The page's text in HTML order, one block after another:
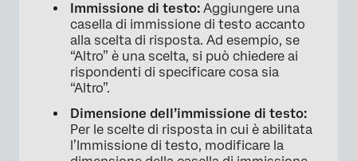
Immissione di testo: Aggiungere una
casella di immissione di testo accanto
alla scelta di risposta. Ad esempio, se
“Altro” è una scelta, si può chiedere ai
rispondenti di specificare cosa sia
“Altro”.
Dimensione dell’immissione di testo:
Per le scelte di risposta in cui è abilitata
l’Immissione di testo, modificare la